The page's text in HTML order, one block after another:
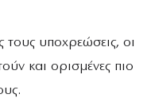
τους υποχρεώσεις, οι
και ορισμένες πιο